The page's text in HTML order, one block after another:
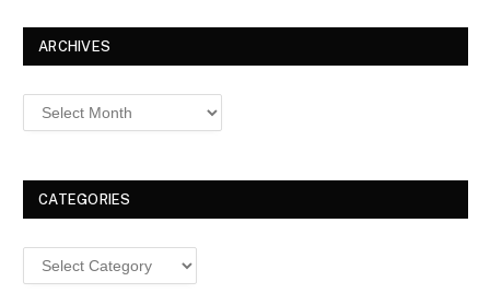
ARCHIVES
Archives
CATEGORIES
Categories